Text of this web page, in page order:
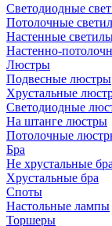
Светодиодные
Потолочные
Настенные
Настенно-
Люстры
Подвесные люстры
Хрустальные
Светодиодные
На штанге люстры
Потолочные
Бра
Не хрустальные бра
Хрустальные бра
Споты
Настольные лампы
Торшеры